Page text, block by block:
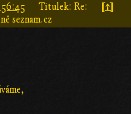
Titulek: Re: [↑]
seznam.cz